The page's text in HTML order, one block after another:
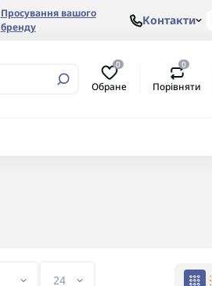
Просування вашого
бренду
Контакти
0
Обране
0
Порівняти